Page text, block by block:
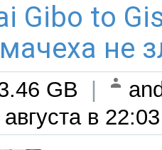
Gibo to
не
GB
в 22:03